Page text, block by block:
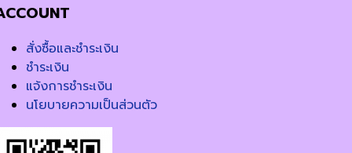
สั่งซื้อและชำระเงิน
ชำระเงิน
แจ้งการชำระเงิน
นโยบายความเป็นส่วนตัว